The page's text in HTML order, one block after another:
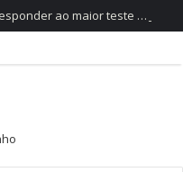
Vodafone reforça a rede para responder ao maior teste do ano, no Festival de Paredes de Coura